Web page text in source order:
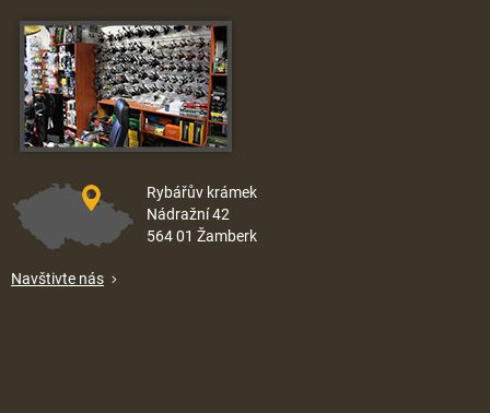
Rybářův krámek
Nádražní 42
564 01 Žamberk
Navštivte nás